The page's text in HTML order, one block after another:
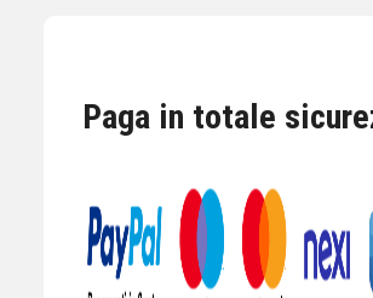
SELEZIONATE
China
Paga in totale